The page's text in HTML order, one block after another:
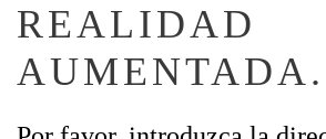
REALIDAD
AUMENTADA.